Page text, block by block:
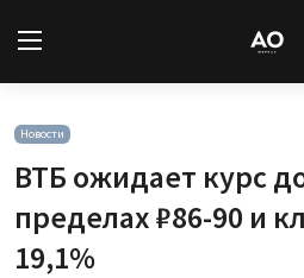
Статьи
Новости
ВТБ ожидает курс
пределах ₽86-90 и
19,1%